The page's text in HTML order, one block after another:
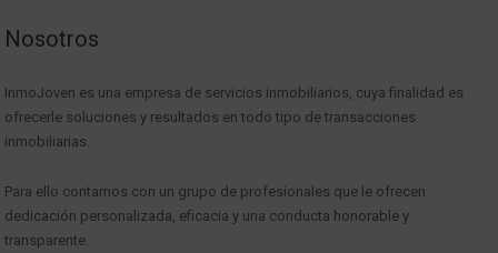
Nosotros
InmoJoven es una empresa de servicios inmobiliarios, cuya finalidad es
ofrecerle soluciones y resultados en todo tipo de transacciones
inmobiliarias.
Para ello contamos con un grupo de profesionales que le ofrecen
dedicación personalizada, eficacia y una conducta honorable y
transparente.